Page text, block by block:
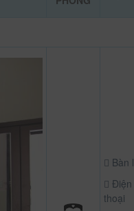
Bàn
Điện
thoại